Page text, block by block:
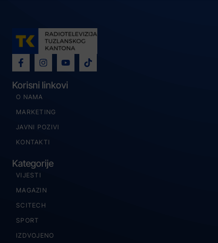
Korisni linkovi
O NAMA
MARKETING
JAVNI POZIVI
KONTAKTI
Kategorije
VIJESTI
MAGAZIN
SCITECH
SPORT
IZDVOJENO